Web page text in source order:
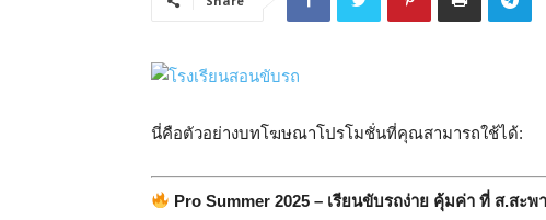
นี่คือตัวอย่างบทโฆษณาโปรโมชั่นที่คุณสามารถใช้ได้:
Pro Summer 2025 – เรียนขับรถง่าย คุ้มค่า ที่ ส.สะ